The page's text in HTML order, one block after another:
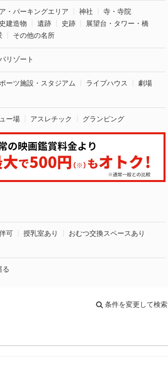
・パーキングエリア 神社
寺・寺院
建造物 遺跡 史跡
展望台・タワー・橋
その他の名所
リゾート
ーツ施設・スタジアム ライブハウス
劇場
ー場 アスレチック グランピング
可 授乳室あり
おむつ交換スペースあり
る
条件を変更して検索